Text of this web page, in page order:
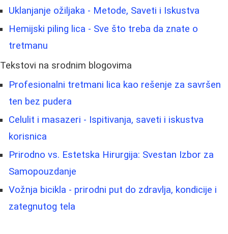
Uklanjanje ožiljaka - Metode, Saveti i Iskustva
Hemijski piling lica - Sve što treba da znate o
tretmanu
Tekstovi na srodnim blogovima
Profesionalni tretmani lica kao rešenje za savršen
ten bez pudera
Celulit i masazeri - Ispitivanja, saveti i iskustva
korisnica
Prirodno vs. Estetska Hirurgija: Svestan Izbor za
Samopouzdanje
Vožnja bicikla - prirodni put do zdravlja, kondicije i
zategnutog tela